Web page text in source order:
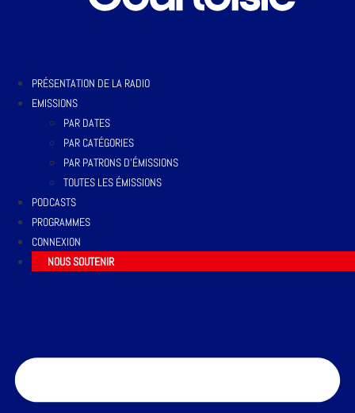
PRÉSENTATION DE LA RADIO
EMISSIONS
PAR DATES
PAR CATÉGORIES
PAR PATRONS D’ÉMISSIONS
TOUTES LES ÉMISSIONS
PODCASTS
PROGRAMMES
CONNEXION
NOUS SOUTENIR